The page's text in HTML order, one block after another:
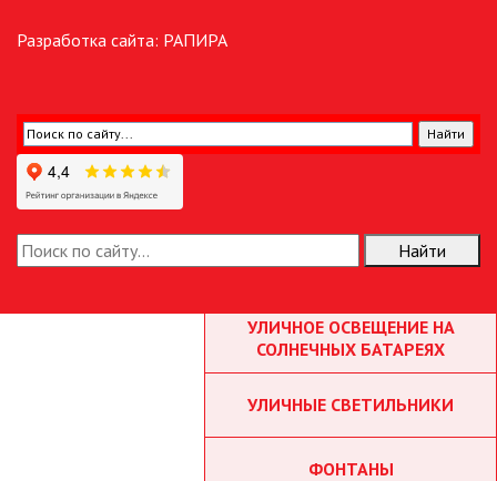
ТРОЙНИКИ И КОЛОДКИ, ВИЛКИ
СИСТЕМЫ ПОЛИВА
УЛИЧНОЕ ОСВЕЩЕНИЕ НА
СОЛНЕЧНЫХ БАТАРЕЯХ
УЛИЧНЫЕ СВЕТИЛЬНИКИ
ФОНТАНЫ
Разработка сайта: РАПИРА
Найти